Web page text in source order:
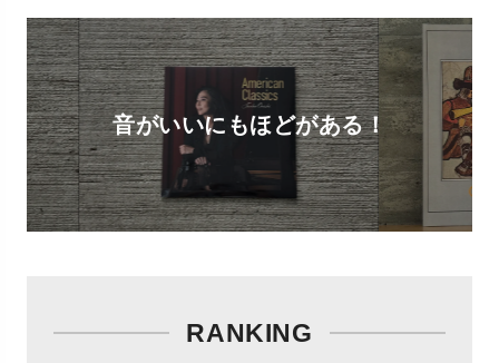
音がいいにもほどがある！
RANKING